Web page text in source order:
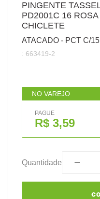
PINGENTE
PD2001C 16 ROSA
CHICLETE
ATACADO - PCT C/15
: 663419-2
NO VAREJO
PAGUE
R$ 3,59
Quantidade
papel
cola
barbante
º pasta